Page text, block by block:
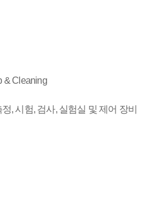
& Cleaning
, 시험, 검사, 실험실 및 제어 장비